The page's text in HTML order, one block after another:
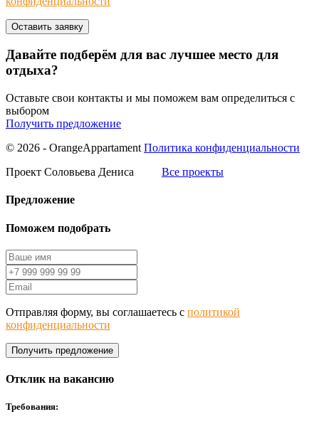
Давайте подберём для вас лучшее место для
отдыха?
Оставьте свои контакты и мы поможем вам определиться с
выбором
Получить предложение
© 2026 - OrangeAppartament Политика конфиденциальности
Проект Соловьева Дениса
Все проекты
Предложение
Поможем подобрать
Отправляя форму, вы соглашаетесь с политикой
конфиденциальности
Получить предложение
Отклик на вакансию
Требования: